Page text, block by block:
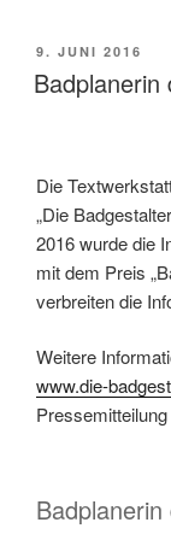
AM
9. JUNI 2016
Die
„Die
2016 wurde die
mit dem Preis
verbreiten die
Weitere
www.die-